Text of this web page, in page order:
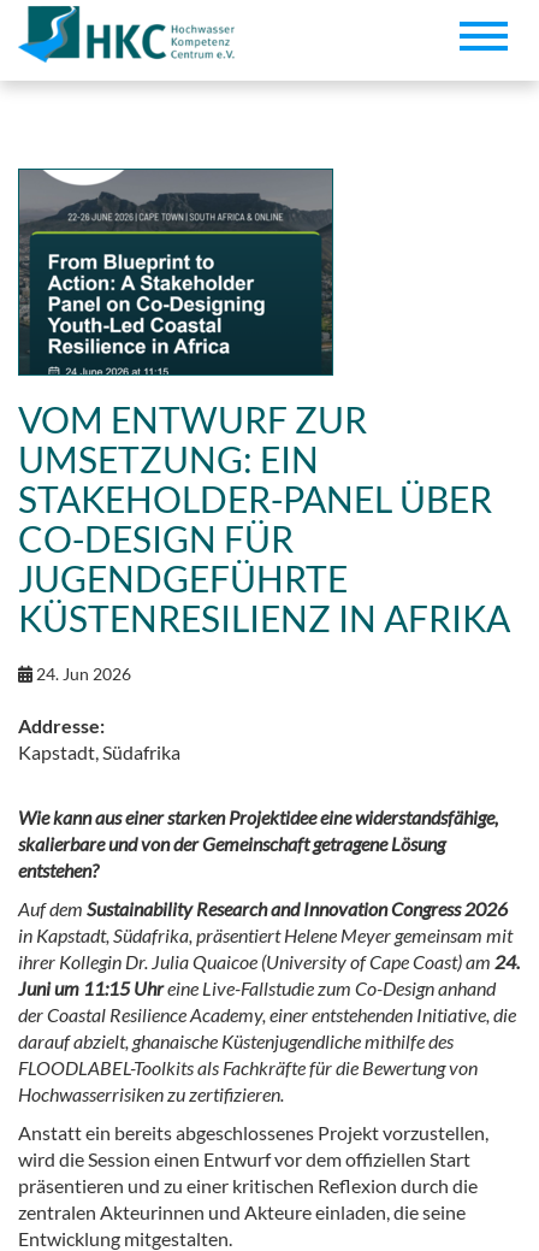
Toggle
VOM ENTWURF ZUR
UMSETZUNG: EIN
STAKEHOLDER-PANEL ÜBER
CO-DESIGN FÜR
JUGENDGEFÜHRTE
KÜSTENRESILIENZ IN AFRIKA
24. Jun 2026
Addresse:
Kapstadt, Südafrika
Wie kann aus einer starken Projektidee eine widerstandsfähige,
skalierbare und von der Gemeinschaft getragene Lösung
entstehen?
Auf dem Sustainability Research and Innovation Congress 2026
in Kapstadt, Südafrika, präsentiert Helene Meyer gemeinsam mit
ihrer Kollegin Dr. Julia Quaicoe (University of Cape Coast) am 24.
Juni um 11:15 Uhreine Live-Fallstudie zum Co-Design anhand
der Coastal Resilience Academy, einer entstehenden Initiative, die
darauf abzielt, ghanaische Küstenjugendliche mithilfe des
FLOODLABEL-Toolkits als Fachkräfte für die Bewertung von
Hochwasserrisiken zu zertifizieren.
Anstatt ein bereits abgeschlossenes Projekt vorzustellen,
wird die Session einen Entwurf vor dem offiziellen Start
präsentieren und zu einer kritischen Reflexion durch die
zentralen Akteurinnen und Akteure einladen, die seine
Entwicklung mitgestalten.